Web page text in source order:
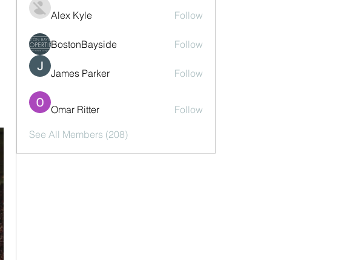
Alex Kyle Follow
BostonBayside Follow
James Parker Follow
Omar Ritter Follow
See All Members (208)